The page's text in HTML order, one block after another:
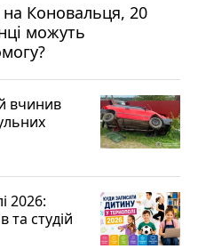
Коновальця, 20
можуть
вчинив
2026:
та студій